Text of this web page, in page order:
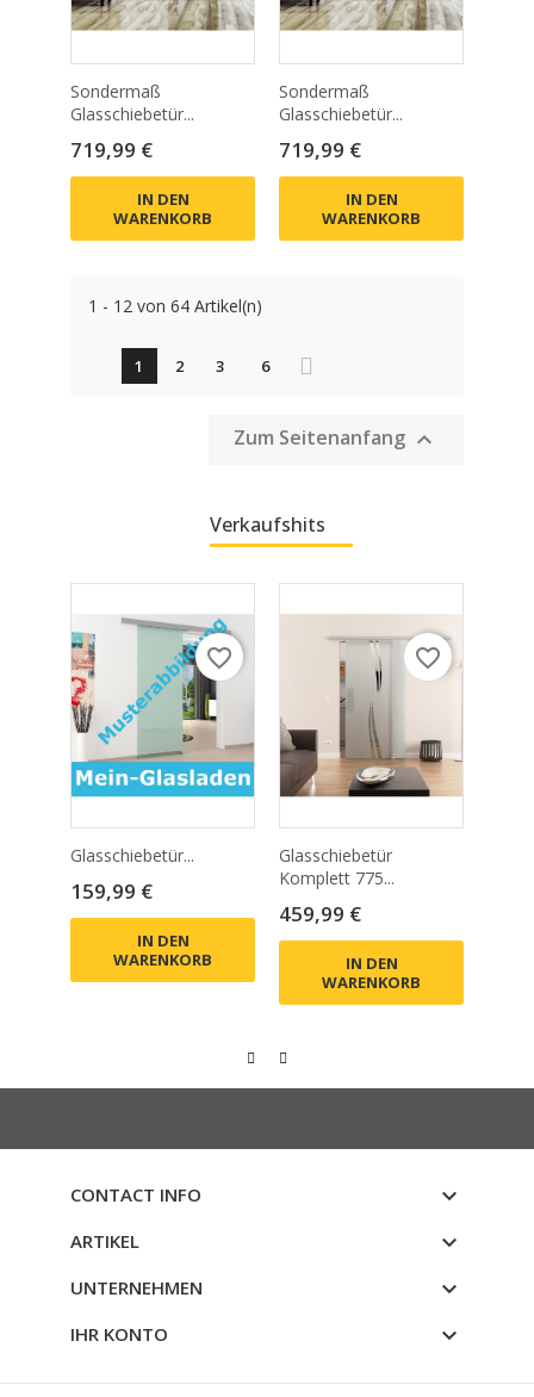
Sondermaß
Glasschiebetür...
Preis
719,99 €
IN DEN
WARENKORB
Sondermaß
Glasschiebetür...
Preis
719,99 €
IN DEN
WARENKORB
1 - 12 von 64 Artikel(n)
1 2 3 6
Zum Seitenanfang 
Verkaufshits
Glasschiebetür...
Preis
159,99 €
IN DEN
WARENKORB
favorite_border
Glasschiebetür
Komplett 775...
Preis
459,99 €
IN DEN
WARENKORB
favorite_border
CONTACT INFO 
ARTIKEL 
UNTERNEHMEN 
IHR KONTO 